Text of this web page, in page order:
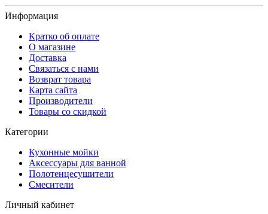
Информация
Кратко об оплате
О магазине
Доставка
Связаться с нами
Возврат товара
Карта сайта
Производители
Товары со скидкой
Категории
Кухонные мойки
Аксессуары для ванной
Полотенцесушители
Смесители
Личный кабинет